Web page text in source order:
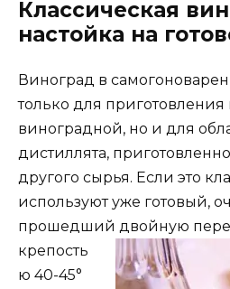
Классическая
настойка на
Виноград в
только для
виноградной, но и для
дистиллята,
другого сырья. Если это
используют уже готовый,
прошедший двойную
крепость
ю 40-45°